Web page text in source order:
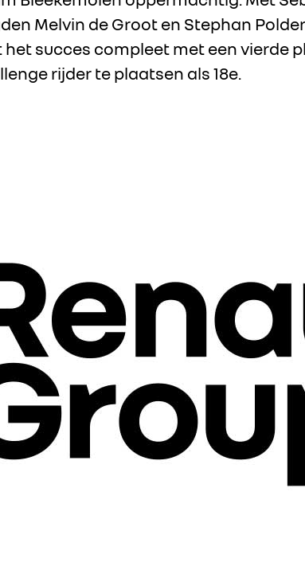
Melvin de Groot en Stephan
succes compleet met een vierde
rijder te plaatsen als 18e.